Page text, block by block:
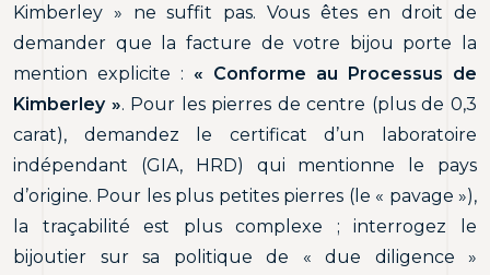
Kimberley » ne suffit pas. Vous êtes en droit de
demander que la facture de votre bijou porte la
mention explicite : « Conforme au Processus de
Kimberley ». Pour les pierres de centre (plus de 0,3
carat), demandez le certificat d’un laboratoire
indépendant (GIA, HRD) qui mentionne le pays
d’origine. Pour les plus petites pierres (le « pavage »),
la traçabilité est plus complexe ; interrogez le
bijoutier sur sa politique de « due diligence »